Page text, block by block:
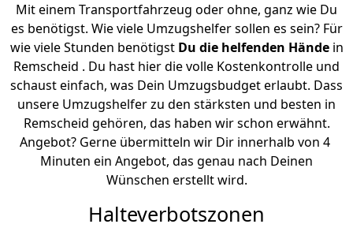
Mit einem Transportfahrzeug oder ohne, ganz wie Du
es benötigst. Wie viele Umzugshelfer sollen es sein? Für
wie viele Stunden benötigst Du die helfenden Händein
Remscheid . Du hast hier die volle Kostenkontrolle und
schaust einfach, was Dein Umzugsbudget erlaubt. Dass
unsere Umzugshelfer zu den stärksten und besten in
Remscheid gehören, das haben wir schon erwähnt.
Angebot? Gerne übermitteln wir Dir innerhalb von 4
Minuten ein Angebot, das genau nach Deinen
Wünschen erstellt wird.
Halteverbotszonen